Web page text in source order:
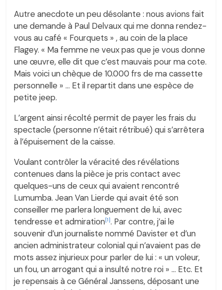
Autre anecdote un peu désolante : nous avions fait
une demande à Paul Delvaux qui me donna rendez-
vous au café « Fourquets » , au coin de la place
Flagey. « Ma femme ne veux pas que je vous donne
une œuvre, elle dit que c’est mauvais pour ma cote.
Mais voici un chèque de 10.000 frs de ma cassette
personnelle » … Et il repartit dans une espèce de
petite jeep.
L’argent ainsi récolté permit de payer les frais du
spectacle (personne n’était rétribué) qui s’arrêtera
à l’épuisement de la caisse.
Voulant contrôler la véracité des révélations
contenues dans la pièce je pris contact avec
quelques-uns de ceux qui avaient rencontré
Lumumba. Jean Van Lierde qui avait été son
conseiller me parlera longuement de lui, avec
tendresse et admiration[1]. Par contre, j’ai le
souvenir d’un journaliste nommé Davister et d’un
ancien administrateur colonial qui n’avaient pas de
mots assez injurieux pour parler de lui : « un voleur,
un fou, un arrogant qui a insulté notre roi » … Etc. Et
je repensais à ce Général Janssens, déposant une